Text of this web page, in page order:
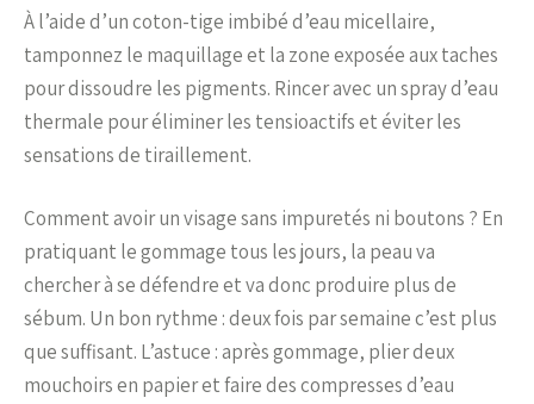
À l’aide d’un coton-tige imbibé d’eau micellaire,
tamponnez le maquillage et la zone exposée aux taches
pour dissoudre les pigments. Rincer avec un spray d’eau
thermale pour éliminer les tensioactifs et éviter les
sensations de tiraillement.
Comment avoir un visage sans impuretés ni boutons ? En
pratiquant le gommage tous les jours, la peau va
chercher à se défendre et va donc produire plus de
sébum. Un bon rythme : deux fois par semaine c’est plus
que suffisant. L’astuce : après gommage, plier deux
mouchoirs en papier et faire des compresses d’eau